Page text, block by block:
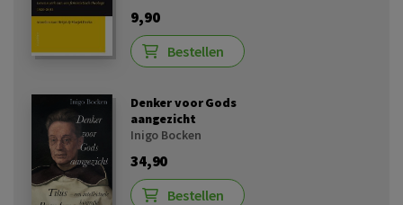
9,90
Bestellen
Denker voor Gods
aangezicht
Inigo Bocken
34,90
Bestellen